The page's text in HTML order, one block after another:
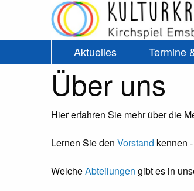
Aktuelles Termine
Über uns
Hier erfahren Sie mehr über die
Lernen Sie den Vorstand kennen
WelcheAbteilungen gibt es in